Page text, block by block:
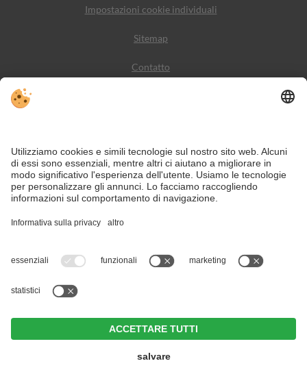
Impostazioni cookie individuali
Sitemap
Contatto
VIVODolomiti è il portale di viaggio per una vacanza in
montagna indimenticabile – con alloggi e offerte nelle
Dolomiti, Patrimonio Naturale dell’Umanità UNESCO.
Nonostante il lavoro accurato e il costante aggiornamento dei contenuti, si
possono verificare errori. Non garantiamo la correttezza e la completezza di
tutte le informazioni.
Per motivi di sicurezza, si prega di verificare chiedendo direttamente sul posto